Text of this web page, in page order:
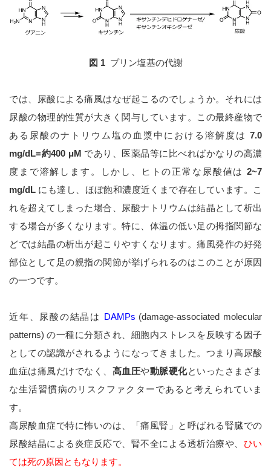
図 1プリン塩基の代謝
では、尿酸による痛風はなぜ起こるのでしょうか。それには
尿酸の物理的性質が大きく関与しています。この最終産物で
ある尿酸のナトリウム塩の血漿中における溶解度は 7.0
mg/dL=約400 μM であり、医薬品等に比べればかなりの高濃
度まで溶解します。しかし、ヒトの正常な尿酸値は 2~7
mg/dL にも達し、ほぼ飽和濃度近くまで存在しています。こ
れを超えてしまった場合、尿酸ナトリウムは結晶として析出
する場合が多くなります。特に、体温の低い足の拇指関節な
どでは結晶の析出が起こりやすくなります。痛風発作の好発
部位として足の親指の関節が挙げられるのはこのことが原因
の一つです。
近年、尿酸の結晶は DAMPs (damage-associated molecular
patterns) の一種に分類され、細胞内ストレスを反映する因子
としての認識がされるようになってきました。つまり高尿酸
血症は痛風だけでなく、 高血圧や動脈硬化といったさまざま
な生活習慣病のリスクファクターであると考えられていま
す。
高尿酸血症で特に怖いのは、「痛風腎」と呼ばれる腎臓での
尿酸結晶による炎症反応で、腎不全による透析治療や、 ひい
ては死の原因ともなります。